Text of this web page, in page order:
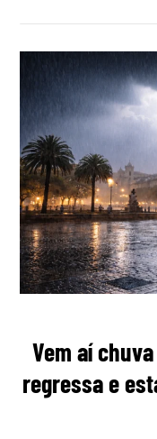
Vem aí
regressa e